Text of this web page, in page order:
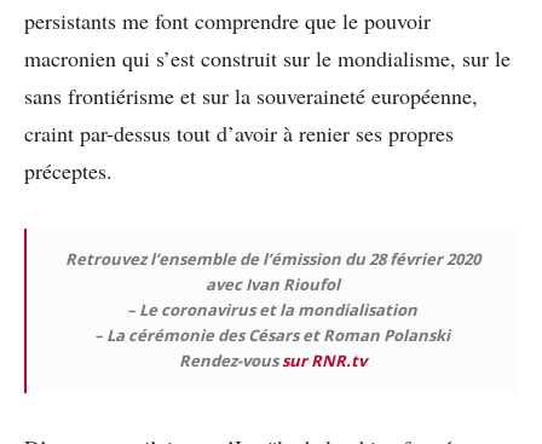
persistants me font comprendre que le pouvoir
macronien qui s’est construit sur le mondialisme, sur le
sans frontiérisme et sur la souveraineté européenne,
craint par-dessus tout d’avoir à renier ses propres
préceptes.
Retrouvez l’ensemble de l’émission du 28 février 2020
avec Ivan Rioufol
– Le coronavirus et la mondialisation
– La cérémonie des Césars et Roman Polanski
Rendez-voussur RNR.tv